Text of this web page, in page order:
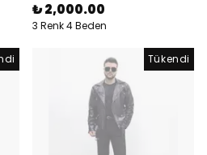
₺ 2,000.00
3 Renk 4 Beden
Tükendi